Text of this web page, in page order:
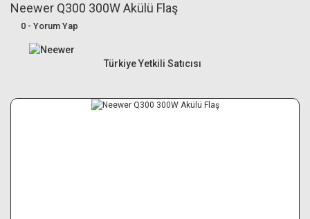
Canon R6 Mark IIIBundle Setler
Neewer Q300 300W Akülü Flaş
0 - Yorum Yap
Türkiye Yetkili Satıcısı